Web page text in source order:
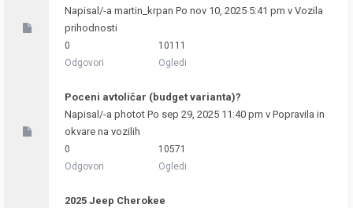
Napisal/-a martin_krpan Po nov 10, 2025 5:41 pm v Vozila
prihodnosti
0
Odgovori
10111
Ogledi
Poceni avtoličar (budget varianta)?
Napisal/-a photot Po sep 29, 2025 11:40 pm v Popravila in
okvare na vozilih
0
Odgovori
10571
Ogledi
2025 Jeep Cherokee